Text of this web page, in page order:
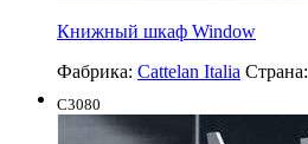
Книжный шкаф Window
Фабрика: Cattelan Italia Страна:
C3080